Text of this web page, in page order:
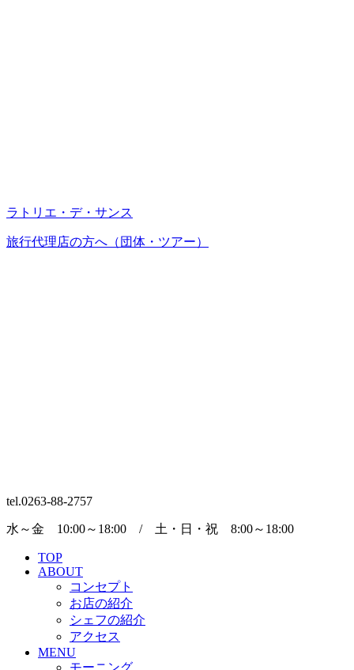
ラトリエ・デ・サンス
旅行代理店の方へ（団体・ツアー）
tel.0263-88-2757
水～金 10:00～18:00 / 土・日・祝 8:00～18:00
TOP
ABOUT
コンセプト
お店の紹介
シェフの紹介
アクセス
MENU